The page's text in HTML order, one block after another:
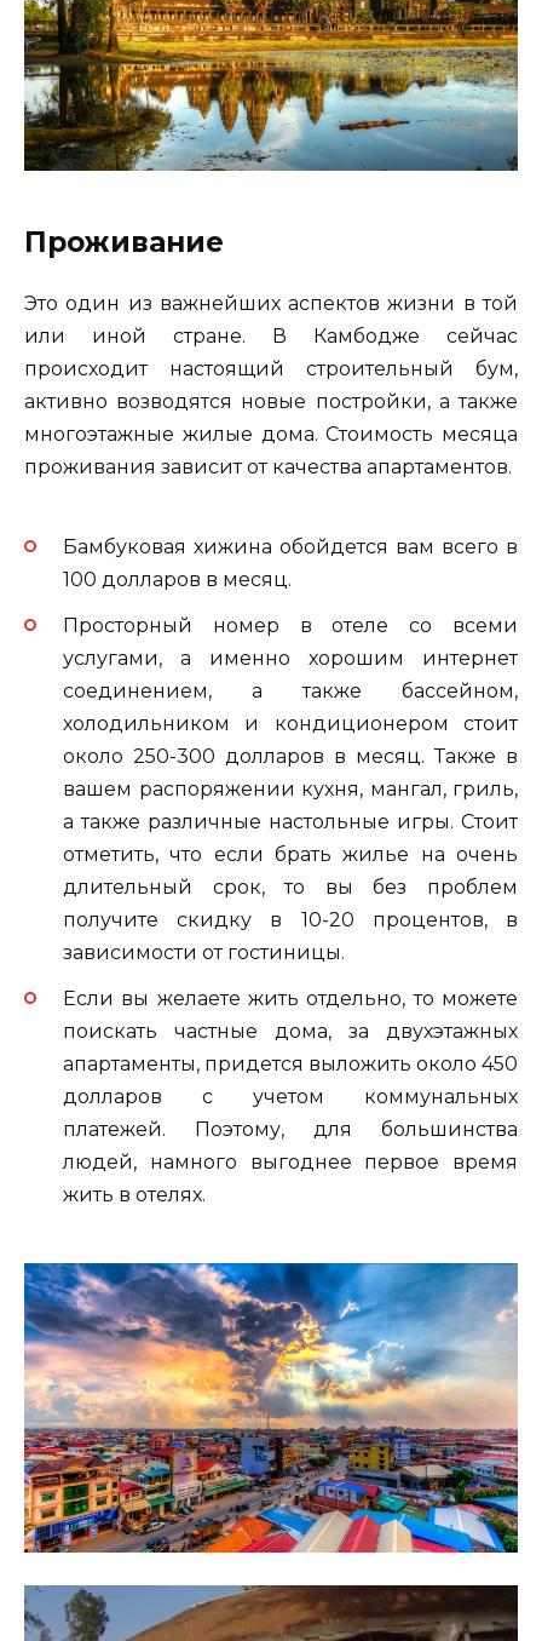
Проживание
Это один из важнейших аспектов жизни в той
или иной стране. В Камбодже сейчас
происходит настоящий строительный бум,
активно возводятся новые постройки, а также
многоэтажные жилые дома. Стоимость месяца
проживания зависит от качества апартаментов.
Бамбуковая хижина обойдется вам всего в
100 долларов в месяц.
Просторный номер в отеле со всеми
услугами, а именно хорошим интернет
соединением, а также бассейном,
холодильником и кондиционером стоит
около 250-300 долларов в месяц. Также в
вашем распоряжении кухня, мангал, гриль,
а также различные настольные игры. Стоит
отметить, что если брать жилье на очень
длительный срок, то вы без проблем
получите скидку в 10-20 процентов, в
зависимости от гостиницы.
Если вы желаете жить отдельно, то можете
поискать частные дома, за двухэтажных
апартаменты, придется выложить около 450
долларов с учетом коммунальных
платежей. Поэтому, для большинства
людей, намного выгоднее первое время
жить в отелях.